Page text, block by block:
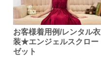
お客様着用例/レンタル衣
装★エンジェルスクロー
ゼット